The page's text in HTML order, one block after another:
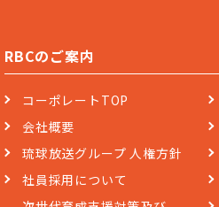
RBCのご案内
コーポレートTOP
会社概要
琉球放送グループ 人権方針
社員採用について